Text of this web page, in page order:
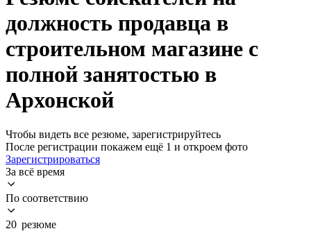
должность продавца в
строительном магазине с
полной занятостью в
Архонской
Чтобы видеть все резюме, зарегистрируйтесь
После регистрации покажем ещё 1 и откроем фото
Зарегистрироваться
За всё время
По соответствию
20 резюме